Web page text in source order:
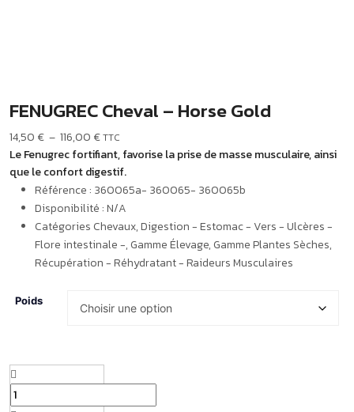
FENUGREC Cheval – Horse Gold
14,50 € – 116,00 €TTC
Le Fenugrec fortifiant, favorise la prise de masse musculaire, ainsi
que le confort digestif.
Référence : 360065a- 360065- 360065b
Disponibilité :N/A
Catégories Chevaux,Digestion - Estomac - Vers - Ulcères -
Flore intestinale -, Gamme Élevage, Gamme Plantes Sèches,
Récupération - Réhydratant - Raideurs Musculaires
Poids